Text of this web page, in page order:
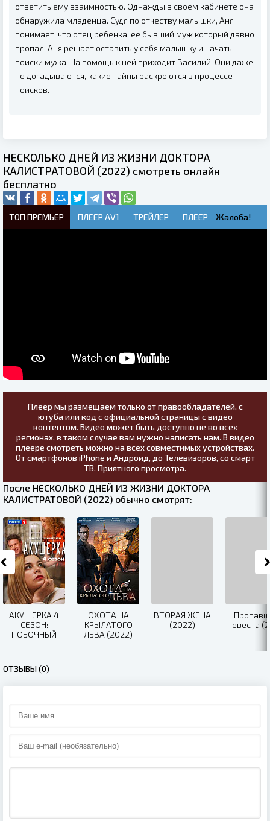
ответить ему взаимностью. Однажды в своем кабинете она
обнаружила младенца. Судя по отчеству малышки, Аня
понимает, что отец ребенка, ее бывший муж который давно
пропал. Аня решает оставить у себя малышку и начать
поиски мужа. На помощь к ней приходит Василий. Они даже
не догадываются, какие тайны раскроются в процессе
поисков.
НЕСКОЛЬКО ДНЕЙ ИЗ ЖИЗНИ ДОКТОРА
КАЛИСТРАТОВОЙ (2022) смотреть онлайн
бесплатно
ТОП ПРЕМЬЕР ПЛЕЕР AV1 ТРЕЙЛЕР ПЛЕЕР Жалоба!
Плеер мы размещаем только от правообладателей, с
ютуба или код с официальной страницы с видео
контентом. Видео может быть доступно не во всех
регионах, в таком случае вам нужно написать нам. В видео
плеере смотреть можно на всех совместимых устройствах.
От смартфонов iPhone и Андроид, до Телевизоров, со смарт
ТВ. Приятного просмотра.
После НЕСКОЛЬКО ДНЕЙ ИЗ ЖИЗНИ ДОКТОРА
КАЛИСТРАТОВОЙ (2022) обычно смотрят:
АКУШЕРКА 4
СЕЗОН:
ПОБОЧНЫЙ
ОХОТА НА
КРЫЛАТОГО
ЛЬВА (2022)
ВТОРАЯ ЖЕНА
(2022)
невеста
ОТЗЫВЫ (0)